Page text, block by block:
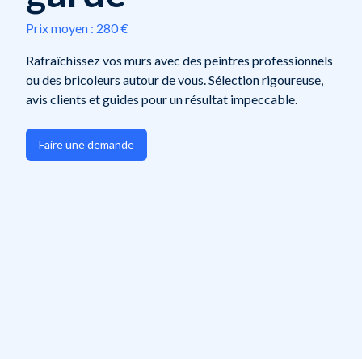
Prix moyen : 280 €
Rafraîchissez vos murs avec des peintres professionnels
ou des bricoleurs autour de vous. Sélection rigoureuse,
avis clients et guides pour un résultat impeccable.
Faire une demande